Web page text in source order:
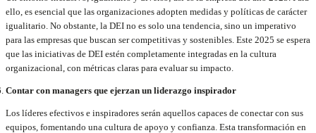
ello, es esencial que las organizaciones adopten medidas y políticas de carácter
igualitario. No obstante, la DEI no es solo una tendencia, sino un imperativo
para las empresas que buscan ser competitivas y sostenibles. Este 2025 se espera
que las iniciativas de DEI estén completamente integradas en la cultura
organizacional, con métricas claras para evaluar su impacto.
Contar con managers que ejerzan un liderazgo inspirador
Los líderes efectivos e inspiradores serán aquellos capaces de conectar con sus
equipos, fomentando una cultura de apoyo y confianza. Esta transformación en